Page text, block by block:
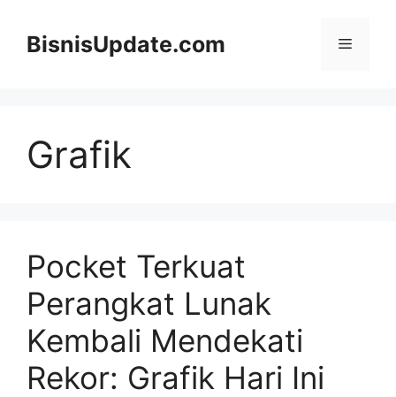
BisnisUpdate.com Menu
Grafik
Pocket Terkuat
Perangkat Lunak
Kembali Mendekati
Rekor: Grafik Hari Ini